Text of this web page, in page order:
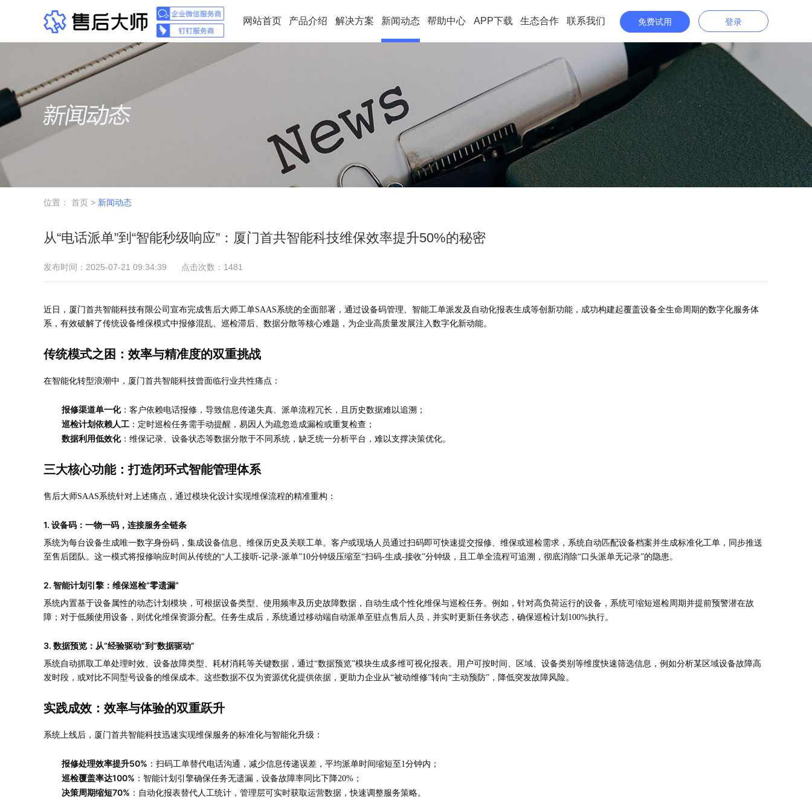
网站首页 产品介绍 解决方案 新闻动态 帮助中心 APP下载 生态合作 联系我们 免费试用 登录
位置： 首页 > 新闻动态
从“电话派单”到“智能秒级响应”：厦门首共智能科技维保效率提升50%的秘密
发布时间：2025-07-21 09:34:39 点击次数：1481
近日，厦门首共智能科技有限公司宣布完成售后大师工单SAAS系统的全面部署，通过设备码管理、智能工单派发及自动化报表生成等创新功能，成功构建起覆盖设备全生命周期的数字化服务体
系，有效破解了传统设备维保模式中报修混乱、巡检滞后、数据分散等核心难题，为企业高质量发展注入数字化新动能。
传统模式之困：效率与精准度的双重挑战
在智能化转型浪潮中，厦门首共智能科技曾面临行业共性痛点：
报修渠道单一化：客户依赖电话报修，导致信息传递失真、派单流程冗长，且历史数据难以追溯；
巡检计划依赖人工 ：定时巡检任务需手动提醒，易因人为疏忽造成漏检或重复检查；
数据利用低效化：维保记录、设备状态等数据分散于不同系统，缺乏统一分析平台，难以支撑决策优化。
三大核心功能：打造闭环式智能管理体系
售后大师SAAS系统针对上述痛点，通过模块化设计实现维保流程的精准重构：
1. 设备码：一物一码，连接服务全链条
系统为每台设备生成唯一数字身份码，集成设备信息、维保历史及关联工单。客户或现场人员通过扫码即可快速提交报修、维保或巡检需求，系统自动匹配设备档案并生成标准化工单，同步推送
至售后团队。这一模式将报修响应时间从传统的“人工接听-记录-派单”10分钟级压缩至“扫码-生成-接收”分钟级，且工单全流程可追溯，彻底消除“口头派单无记录”的隐患。
2. 智能计划引擎：维保巡检“零遗漏”
系统内置基于设备属性的动态计划模块，可根据设备类型、使用频率及历史故障数据，自动生成个性化维保与巡检任务。例如，针对高负荷运行的设备，系统可缩短巡检周期并提前预警潜在故
障；对于低频使用设备，则优化维保资源分配。任务生成后，系统通过移动端自动派单至驻点售后人员，并实时更新任务状态，确保巡检计划100%执行。
3. 数据预览：从“经验驱动”到“数据驱动”
系统自动抓取工单处理时效、设备故障类型、耗材消耗等关键数据，通过“数据预览”模块生成多维可视化报表。用户可按时间、区域、设备类别等维度快速筛选信息，例如分析某区域设备故障高
发时段，或对比不同型号设备的维保成本。这些数据不仅为资源优化提供依据，更助力企业从“被动维修”转向“主动预防”，降低突发故障风险。
实践成效：效率与体验的双重跃升
系统上线后，厦门首共智能科技迅速实现维保服务的标准化与智能化升级：
报修处理效率提升50% ：扫码工单替代电话沟通，减少信息传递误差，平均派单时间缩短至1分钟内；
巡检覆盖率达100% ：智能计划引擎确保任务无遗漏，设备故障率同比下降20%；
决策周期缩短70% ：自动化报表替代人工统计，管理层可实时获取运营数据，快速调整服务策略。